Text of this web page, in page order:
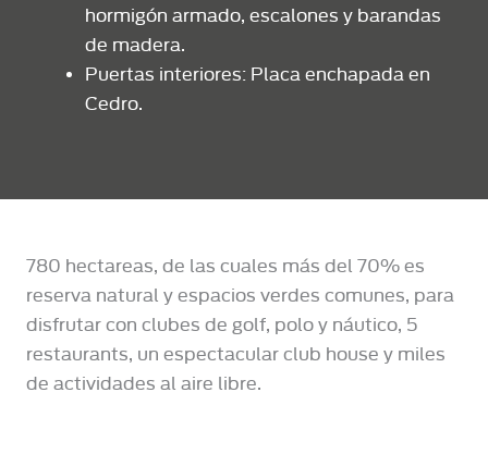
hormigón armado, escalones y barandas
de madera.
Puertas interiores: Placa enchapada en
Cedro.
780 hectareas, de las cuales más del 70% es
reserva natural y espacios verdes comunes, para
disfrutar con clubes de golf, polo y náutico, 5
restaurants, un espectacular club house y miles
de actividades al aire libre.